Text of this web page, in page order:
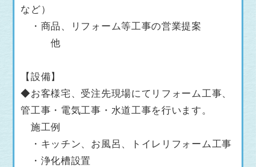
など）
・商品、リフォーム等工事の営業提案
他
【設備】
◆お客様宅、受注先現場にてリフォーム工事、
管工事・電気工事・水道工事を行います。
施工例
・キッチン、お風呂、トイレリフォーム工事
・浄化槽設置